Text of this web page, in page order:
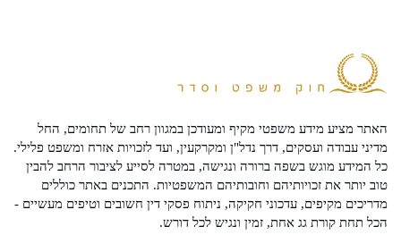
האתר מציע מידע משפטי מקיף ומעודכן במגוון רחב של תחומים, החל
מדיני עבודה ועסקים, דרך נדל"ן ומקרקעין, ועד לזכויות אזרח ומשפט פלילי.
כל המידע מוגש בשפה ברורה ונגישה, במטרה לסייע לציבור הרחב להבין
טוב יותר את זכויותיהם וחובותיהם המשפטיות. התכנים באתר כוללים
מדריכים מקיפים, עדכוני חקיקה, ניתוח פסקי דין חשובים וטיפים מעשיים -
הכל תחת קורת גג אחת, זמין ונגיש לכל דורש.